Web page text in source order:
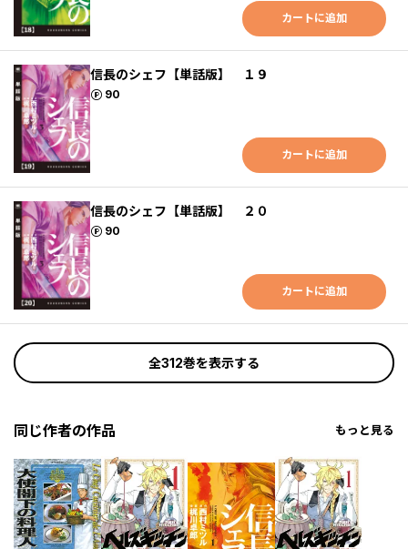
カートに追加
信長のシェフ【単話版】 １９
90
ポイント
カートに追加
信長のシェフ【単話版】 ２０
90
ポイント
カートに追加
全312巻を表示する
同じ作者の作品 もっと見る